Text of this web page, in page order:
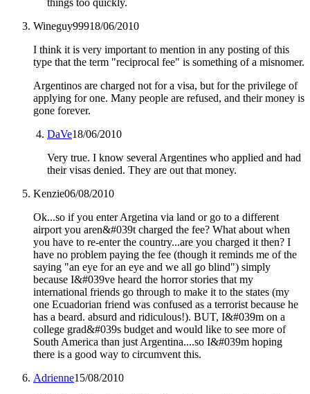
Wineguy99918/06/2010
I think it is very important to mention in any posting of this
type that the term "reciprocal fee" is something of a misnomer.
Argentinos are charged not for a visa, but for the privilege of
applying for one. Many people are refused, and their money is
gone forever.
DaVe18/06/2010
Very true. I know several Argentines who applied and had
their visas denied. They are out that money.
Kenzie06/08/2010
Ok...so if you enter Argetina via land or go to a different
airport you aren&#039t charged the fee? What about when
you have to re-enter the country...are you charged it then? I
have no problem paying the fee (though it reminds me of the
saying "an eye for an eye and we all go blind") simply
because I&#039ve heard the horror stories that my
international friends go through to make it to the states (my
one Ecuadorian friend was confused as a terrorist because he
has a beard. absurd and ridiculous!). BUT, I&#039m on a
college grad&#039s budget and would like to see more of
South America than just Argentina....so I&#039m hoping
there is a good way to circumvent this.
Adrienne15/08/2010